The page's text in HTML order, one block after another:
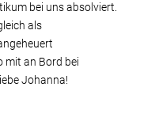
bei uns absolviert.
als
mit an Bord bei
Johanna!